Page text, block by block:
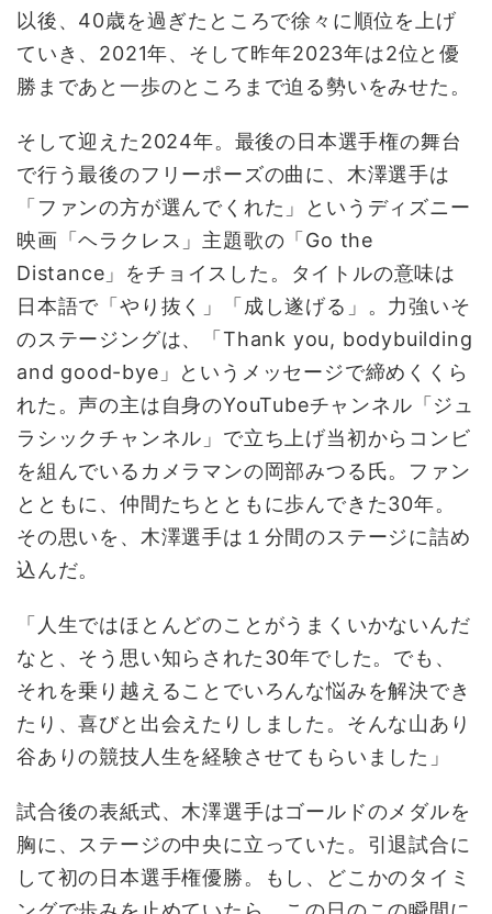
以後、40歳を過ぎたところで徐々に順位を上げ
ていき、2021年、そして昨年2023年は2位と優
勝まであと一歩のところまで迫る勢いをみせた。
そして迎えた2024年。最後の日本選手権の舞台
で行う最後のフリーポーズの曲に、木澤選手は
「ファンの方が選んでくれた」というディズニー
映画「ヘラクレス」主題歌の「Go the
Distance」をチョイスした。タイトルの意味は
日本語で「やり抜く」「成し遂げる」。力強いそ
のステージングは、「Thank you, bodybuilding
and good-bye」というメッセージで締めくくら
れた。声の主は自身のYouTubeチャンネル「ジュ
ラシックチャンネル」で立ち上げ当初からコンビ
を組んでいるカメラマンの岡部みつる氏。ファン
とともに、仲間たちとともに歩んできた30年。
その思いを、木澤選手は１分間のステージに詰め
込んだ。
「人生ではほとんどのことがうまくいかないんだ
なと、そう思い知らされた30年でした。でも、
それを乗り越えることでいろんな悩みを解決でき
たり、喜びと出会えたりしました。そんな山あり
谷ありの競技人生を経験させてもらいました」
試合後の表紙式、木澤選手はゴールドのメダルを
胸に、ステージの中央に立っていた。引退試合に
して初の日本選手権優勝。もし、どこかのタイミ